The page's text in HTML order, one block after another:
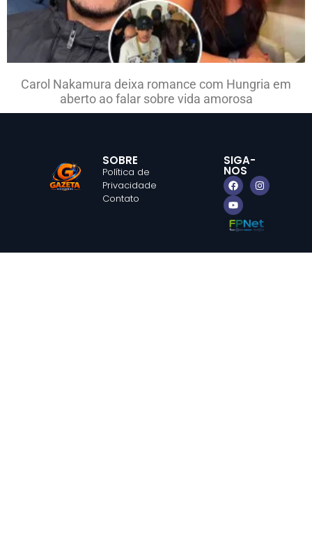
Carol Nakamura deixa romance com Hungria em
aberto ao falar sobre vida amorosa
SOBRE
Política de
Privacidade
Contato
SIGA-
NOS